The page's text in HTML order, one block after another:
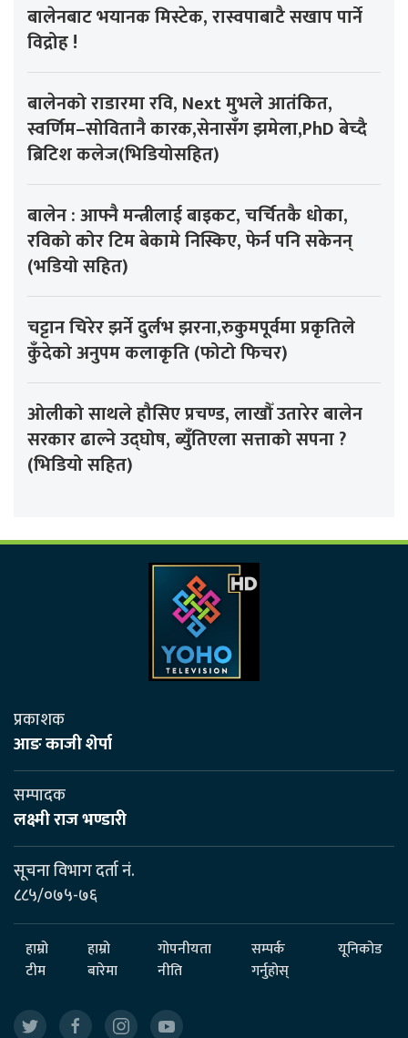
बालेनबाट भयानक मिस्टेक, रास्वपाबाटै सखाप पार्ने
विद्रोह !
बालेनको राडारमा रवि, Next मुभले आतंकित,
स्वर्णिम–सोवितानै कारक,सेनासँग झमेला,PhD बेच्दै
ब्रिटिश कलेज(भिडियोसहित)
बालेन : आफ्नै मन्त्रीलाई बाइकट, चर्चितकै धोका,
रविको कोर टिम बेकामे निस्किए, फेर्न पनि सकेनन्
(भडियो सहित)
चट्टान चिरेर झर्ने दुर्लभ झरना,रुकुमपूर्वमा प्रकृतिले
कुँदेको अनुपम कलाकृति (फोटो फिचर)
ओलीको साथले हौसिए प्रचण्ड, लाखौँ उतारेर बालेन
सरकार ढाल्ने उद्घोष, ब्युँतिएला सत्ताको सपना ?
(भिडियो सहित)
प्रकाशक
आङ काजी शेर्पा
सम्पादक
लक्ष्मी राज भण्डारी
सूचना विभाग दर्ता नं.
८८५/०७५-७६
हाम्रो
टीम
हाम्रो
बारेमा
गोपनीयता
नीति
सम्पर्क
गर्नुहोस्
यूनिकोड